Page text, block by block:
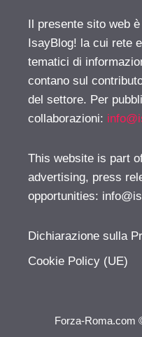
Il presente sito web
IsayBlog! la cui rete
tematici di
contano sul
del settore. Per
collaborazioni:
This website is part
advertising, press
opportunities:
Dichiarazione sulla
Cookie Policy (UE)
Forza-Roma.com